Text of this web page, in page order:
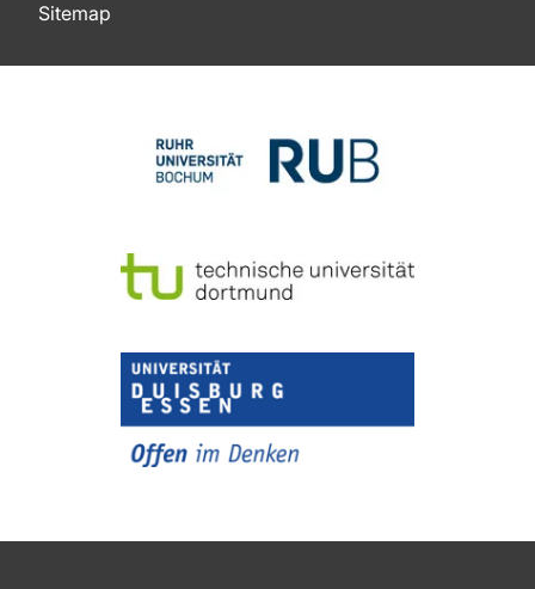
Sitemap